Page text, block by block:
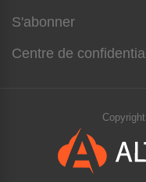
S'abonner
Centre de